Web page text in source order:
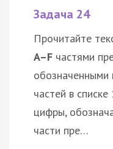
Задача 24
Прочитайте
A–F частями
частей в
цифры,
части пре…